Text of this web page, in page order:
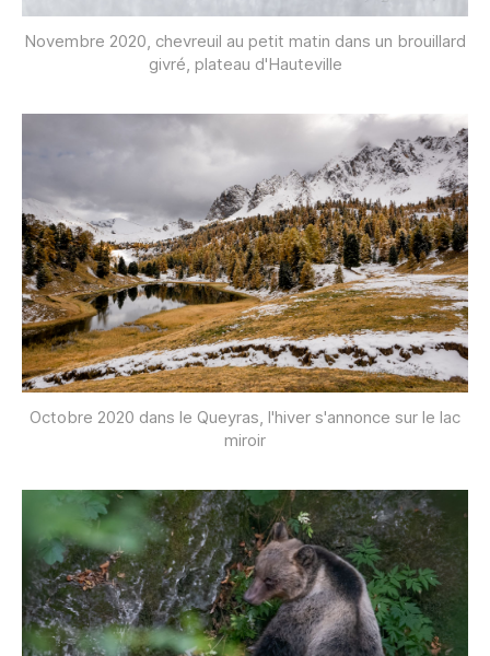
Novembre 2020, chevreuil au petit matin dans un brouillard
givré, plateau d'Hauteville
Octobre 2020 dans le Queyras, l'hiver s'annonce sur le lac
miroir